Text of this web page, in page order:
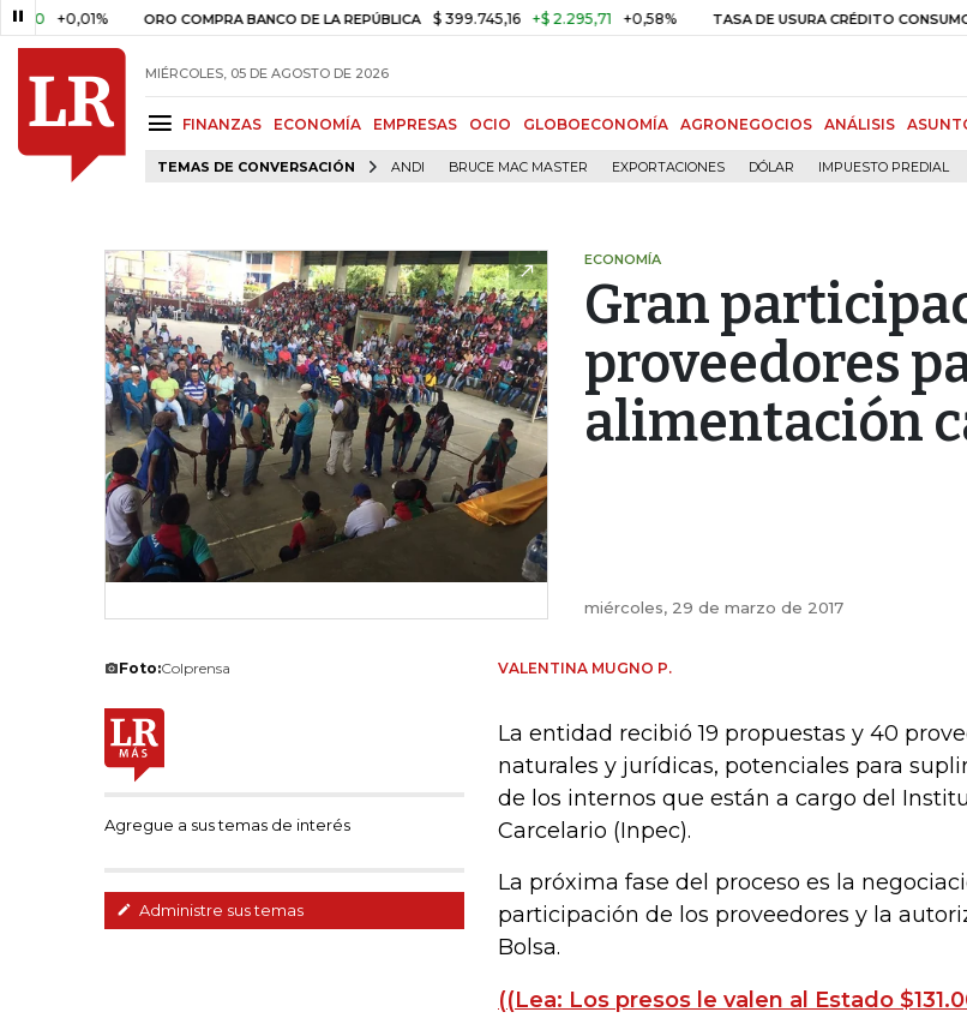
+0,01% ORO COMPRA BANCO DE LA REPÚBLICA $ 399.745,16 +$ 2.295,71 +0,58% TASA DE USURA CRÉDITO CONSUMO
MIÉRCOLES, 05 DE AGOSTO DE 2026
FINANZAS ECONOMÍA EMPRESAS OCIO GLOBOECONOMÍA AGRONEGOCIOS ANÁLISIS
TEMAS DE CONVERSACIÓN ANDI BRUCE MAC MASTER EXPORTACIONES DÓLAR IMPUESTO PREDIAL
ECONOMÍA
Gran
proveedores
alimentación
miércoles, 29 de marzo de 2017
Foto:Colprensa
Agregue a sus temas de interés
Administre sus temas
VALENTINA MUGNO P.
La entidad recibió 19 propuestas y 40
naturales y jurídicas, potenciales para
de los internos que están a cargo del
Carcelario (Inpec).
La próxima fase del proceso es la
participación de los proveedores y la
Bolsa.
((Lea: Los presos le valen al Estado